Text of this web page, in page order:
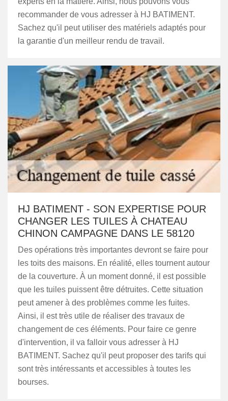
recommander de vous adresser à HJ BATIMENT.
Sachez qu'il peut utiliser des matériels adaptés pour
la garantie d'un meilleur rendu de travail.
HJ BATIMENT - SON EXPERTISE POUR
CHANGER LES TUILES À CHATEAU
CHINON CAMPAGNE DANS LE 58120
Des opérations très importantes devront se faire pour
les toits des maisons. En réalité, elles tournent autour
de la couverture. À un moment donné, il est possible
que les tuiles puissent être détruites. Cette situation
peut amener à des problèmes comme les fuites.
Ainsi, il est très utile de réaliser des travaux de
changement de ces éléments. Pour faire ce genre
d'intervention, il va falloir vous adresser à HJ
BATIMENT. Sachez qu'il peut proposer des tarifs qui
sont très intéressants et accessibles à toutes les
bourses.